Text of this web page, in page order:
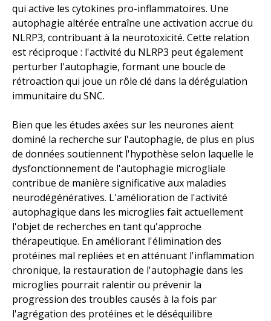
qui active les cytokines pro-inflammatoires. Une
autophagie altérée entraîne une activation accrue du
NLRP3, contribuant à la neurotoxicité. Cette relation
est réciproque : l'activité du NLRP3 peut également
perturber l'autophagie, formant une boucle de
rétroaction qui joue un rôle clé dans la dérégulation
immunitaire du SNC.
Bien que les études axées sur les neurones aient
dominé la recherche sur l'autophagie, de plus en plus
de données soutiennent l'hypothèse selon laquelle le
dysfonctionnement de l'autophagie microgliale
contribue de manière significative aux maladies
neurodégénératives. L'amélioration de l'activité
autophagique dans les microglies fait actuellement
l'objet de recherches en tant qu'approche
thérapeutique. En améliorant l'élimination des
protéines mal repliées et en atténuant l'inflammation
chronique, la restauration de l'autophagie dans les
microglies pourrait ralentir ou prévenir la
progression des troubles causés à la fois par
l'agrégation des protéines et le déséquilibre